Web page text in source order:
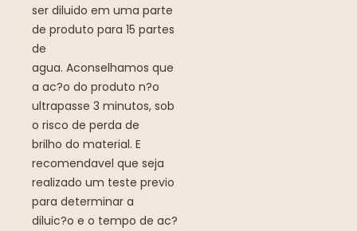
ser diluido em uma parte
de produto para 15 partes
de
agua. Aconselhamos que
a ac?o do produto n?o
ultrapasse 3 minutos, sob
o risco de perda de
brilho do material. E
recomendavel que seja
realizado um teste previo
para determinar a
diluic?o e o tempo de ac?